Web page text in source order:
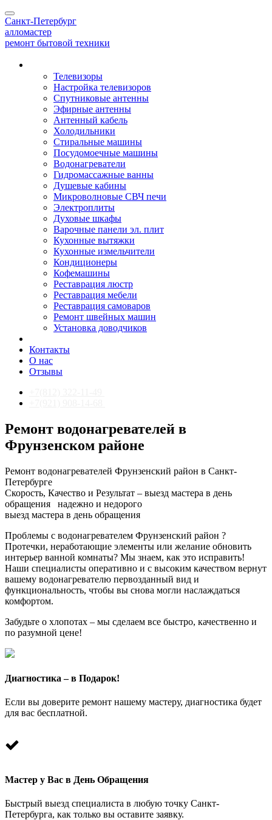
Toggle
navigation
Санкт-Петербург
алломастер
ремонт бытовой техники
Телевизоры
Настройка телевизоров
Спутниковые антенны
Эфирные антенны
Антенный кабель
Холодильники
Стиральные машины
Посудомоечные машины
Водонагреватели
Гидромассажные ванны
Душевые кабины
Микроволновые СВЧ печи
Электроплиты
Духовые шкафы
Варочные панели эл. плит
Кухонные вытяжки
Кухонные измельчители
Кондиционеры
Кофемашины
Реставрация люстр
Реставрация мебели
Реставрация самоваров
Ремонт швейных машин
Установка доводчиков
Контакты
О нас
Отзывы
Ремонт водонагревателей в
Фрунзенском районе
Ремонт водонагревателей Фрунзенский район в Санкт-
Петербурге
Скорость, Качество и Результат – выезд мастера в день
обращения
надежно и недорого
выезд мастера в день обращения
Проблемы с водонагревателем Фрунзенский район ?
Протечки, неработающие элементы или желание обновить
интерьер ванной комнаты? Мы знаем, как это исправить!
Наши специалисты оперативно и с высоким качеством вернут
вашему водонагревателю первозданный вид и
функциональность, чтобы вы снова могли наслаждаться
комфортом.
Забудьте о хлопотах – мы сделаем все быстро, качественно и
по разумной цене!
Диагностика – в Подарок!
Если вы доверите ремонт нашему мастеру, диагностика будет
для вас бесплатной.
Мастер у Вас в День Обращения
Быстрый выезд специалиста в любую точку Санкт-
Петербурга, как только вы оставите заявку.